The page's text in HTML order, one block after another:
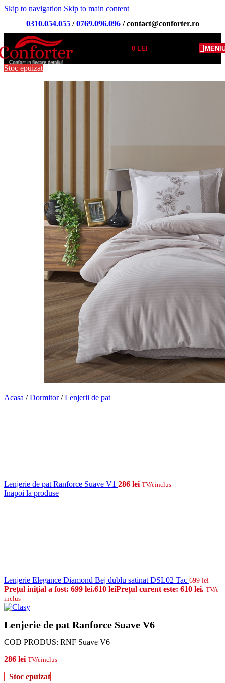
Skip to navigation Skip to main content
0310.054.055/0769.096.096/contact@conforter.ro
0 LEI
Stoc epuizat
Acasa / Dormitor/ Lenjerii de pat
Lenjerie de pat Ranforce Suave V1 286 lei TVA inclus
Inapoi la produse
Lenjerie Elegance Diamond Bej dublu satinat DSL02 Tac 699lei
Prețul inițial a fost: 699 lei.610 leiPrețul curent este: 610 lei. TVA
inclus
Lenjerie de pat Ranforce Suave V6
COD PRODUS: RNF Suave V6
286 lei TVA inclus
Stoc epuizat